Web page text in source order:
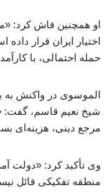
او همچنین فاش کرد:
اختیار ایران قرار
حمله احتمالی، با
الموسوی در واکنش به
شیخ نعیم قاسم، گفت:
مرجع دینی، هزینه‌ای
وی تأکید کرد: «دولت
منطقه تفکیکی قائل